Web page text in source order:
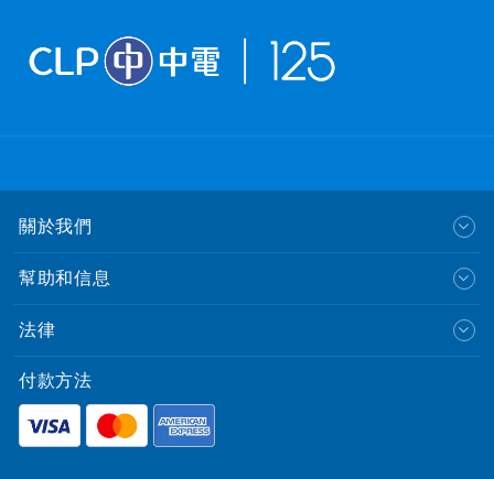
關於我們
幫助和信息
法律
付款方法